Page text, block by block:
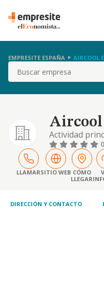
EMPRESITE ESPAÑA AIRCOOL
Buscar
Aircool
Actividad
tratamientos
47.41 /
ordenadores,
programas
cuenta propia
0
LLAMARSITIO WEB CÓMO
LLEGAR
DIRECCIÓN Y CONTACTO